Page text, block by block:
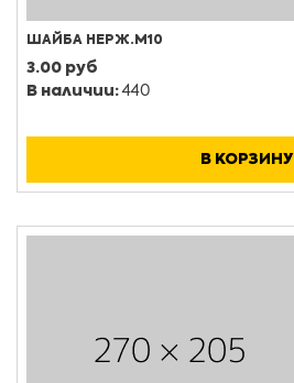
ШАЙБА НЕРЖ.М10
3.00 руб
В наличии:440
В КОРЗИНУ